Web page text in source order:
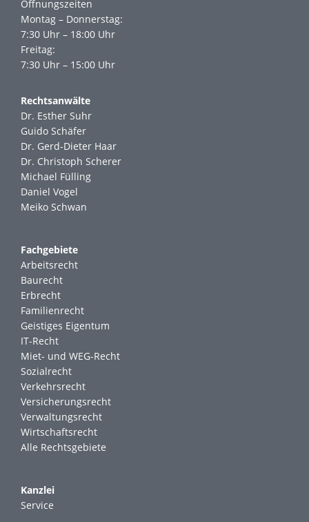
Öffnungszeiten
Montag – Donnerstag:
7:30 Uhr – 18:00 Uhr
Freitag:
7:30 Uhr – 15:00 Uhr
Rechtsanwälte
Dr. Esther Suhr
Guido Schäfer
Dr. Gerd-Dieter Haar
Dr. Christoph Scherer
Michael Fülling
Daniel Vogel
Meiko Schwan
Fachgebiete
Arbeitsrecht
Baurecht
Erbrecht
Familienrecht
Geistiges Eigentum
IT-Recht
Miet- und WEG-Recht
Sozialrecht
Verkehrsrecht
Versicherungsrecht
Verwaltungsrecht
Wirtschaftsrecht
Alle Rechtsgebiete
Kanzlei
Service